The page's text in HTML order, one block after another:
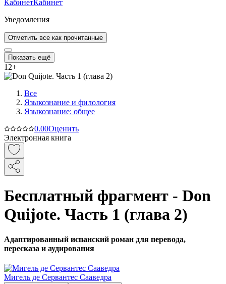
КабинетКабинет
Уведомления
Отметить все как прочитанные
Показать ещё
12+
Все
Языкознание и филология
Языкознание: общее
0.00Оценить
Электронная книга
Бесплатный фрагмент - Don
Quijote. Часть 1 (глава 2)
Адаптированный испанский роман для перевода,
пересказа и аудирования
Мигель де Сервантес Сааведра